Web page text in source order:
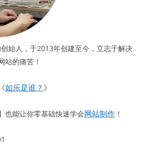
创始人，于2013年创建至今，立志于解决
站的痛苦！
如乐是谁？ 》
也能让你零基础快速学会网站制作 ！